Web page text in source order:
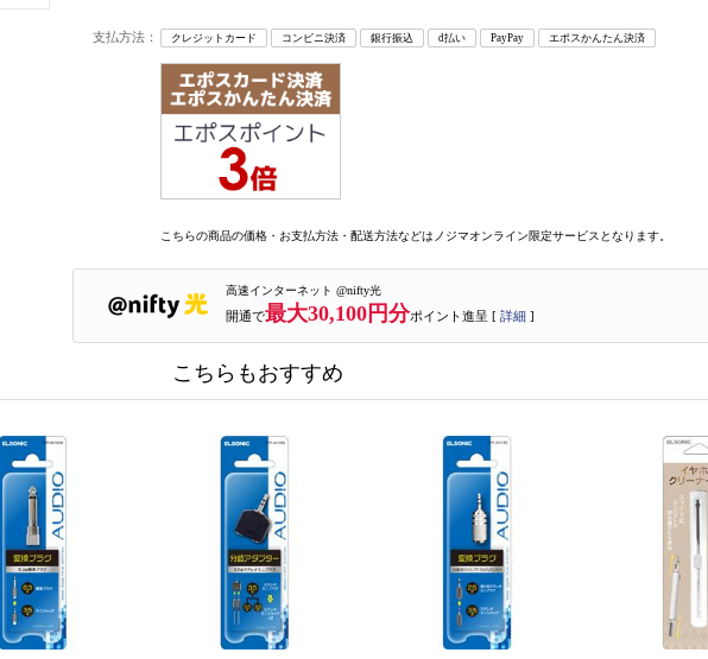
支払方法： クレジットカード コンビニ決済 銀行振込 d払い PayPay エポスかんたん決済
こちらの商品の価格・お支払方法・配送方法などはノジマオンライン限定サービスとなります。
高速インターネット @nifty光
開通で最大30,100円分ポイント進呈 [ 詳細 ]
こちらもおすすめ